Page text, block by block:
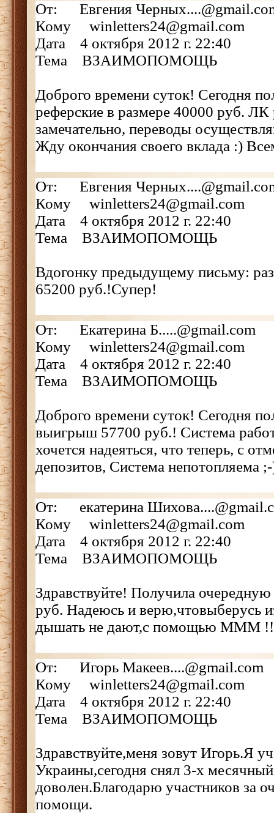
От: Евгения
Кому winletters24@gmail.com
Дата 4 октября 2012 г. 22:40
Тема ВЗАИМОПОМОЩЬ
Доброго времени суток! Сегодня
реферские в размере 40000 руб. ЛК
замечательно, переводы
Жду окончания своего вклада :)
От: Евгения
Кому winletters24@gmail.com
Дата 4 октября 2012 г. 22:40
Тема ВЗАИМОПОМОЩЬ
Вдогонку предыдущему письму:
65200 руб.!Супер!
От: Екатерина Б.....@gmail.com
Кому winletters24@gmail.com
Дата 4 октября 2012 г. 22:40
Тема ВЗАИМОПОМОЩЬ
Доброго времени суток! Сегодня
выигрыш 57700 руб.! Система
хочется надеяться, что теперь, с
депозитов, Система
От: екатерина
Кому winletters24@gmail.com
Дата 4 октября 2012 г. 22:40
Тема ВЗАИМОПОМОЩЬ
Здравствуйте! Получила
руб. Надеюсь и верю,чтовыберусь
дышать не дают,с помощью МММ
От: Игорь Макеев....@gmail.com
Кому winletters24@gmail.com
Дата 4 октября 2012 г. 22:40
Тема ВЗАИМОПОМОЩЬ
Здравствуйте,меня зовут Игорь.Я
Украины,сегодня снял 3-х
доволен.Благодарю участников за
помощи.